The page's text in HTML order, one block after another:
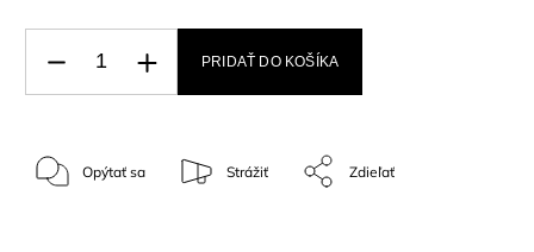
PRIDAŤ DO KOŠÍKA
Opýtať sa Strážiť Zdieľať